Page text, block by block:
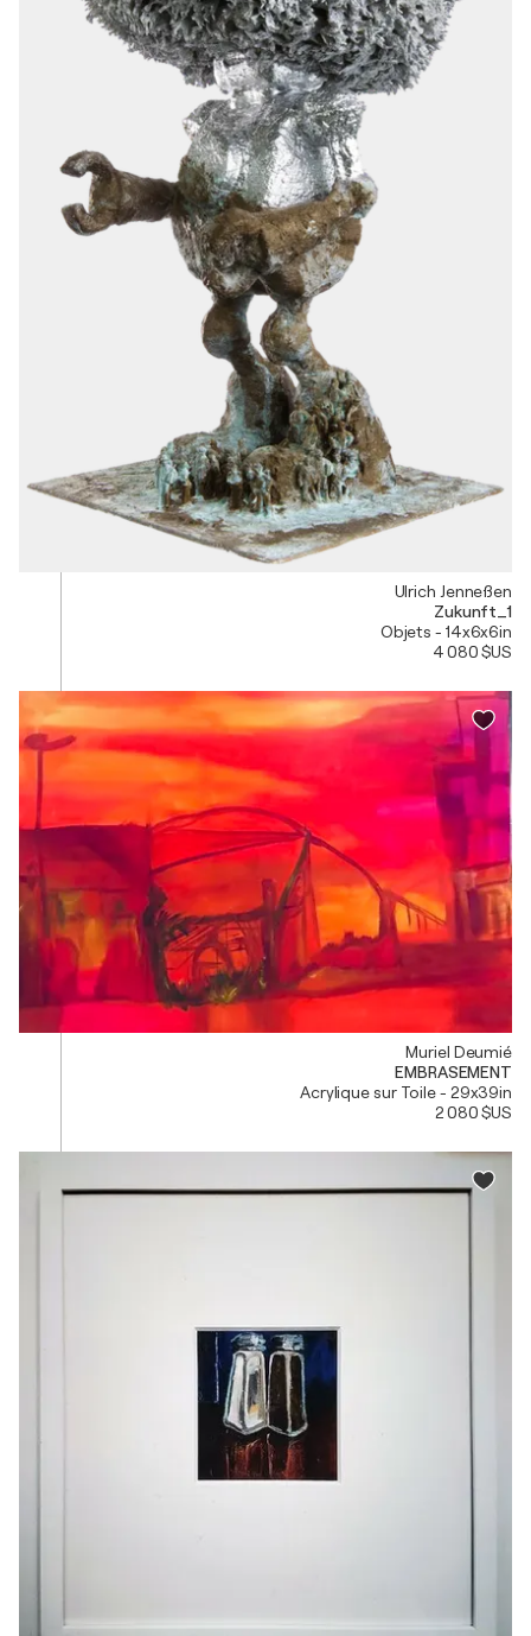
Ulrich Jenneßen
Zukunft_1
Objets - 14x6x6in
4 080 $US
Muriel Deumié
EMBRASEMENT
Acrylique sur Toile - 29x39in
2 080 $US